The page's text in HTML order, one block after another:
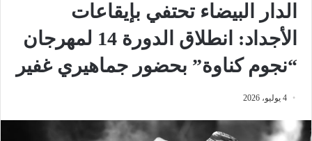
الدار البيضاء تحتفي بإيقاعات
الأجداد: انطلاق الدورة 14 لمهرجان
“نجوم كناوة” بحضور جماهيري غفير
4 يوليو، 2026